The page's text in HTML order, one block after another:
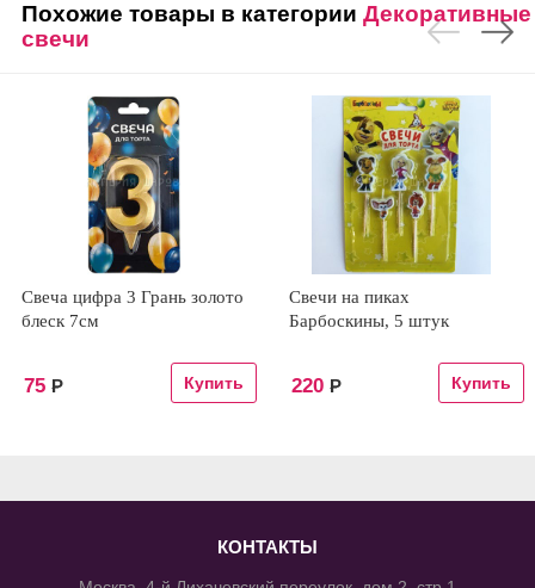
Похожие товары в категории Декоративные
свечи
Свеча цифра 3 Грань золото
блеск 7см
75 Р
Свечи на пиках
Барбоскины, 5 штук
220 Р
КОНТАКТЫ